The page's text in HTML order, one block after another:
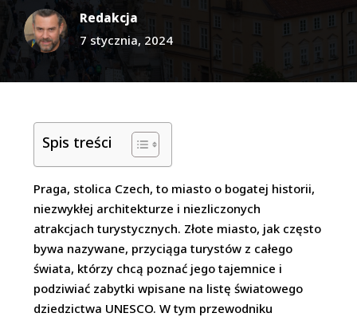
Redakcja
7 stycznia, 2024
Spis treści
Praga, stolica Czech, to miasto o bogatej historii,
niezwykłej architekturze i niezliczonych
atrakcjach turystycznych. Złote miasto, jak często
bywa nazywane, przyciąga turystów z całego
świata, którzy chcą poznać jego tajemnice i
podziwiać zabytki wpisane na listę światowego
dziedzictwa UNESCO. W tym przewodniku